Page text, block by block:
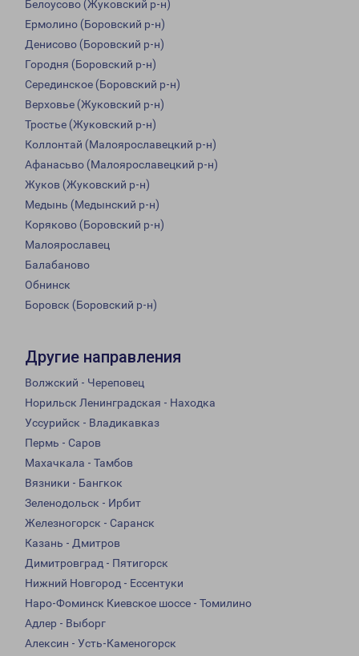
Белоусово (Жуковский р-н)
Ермолино (Боровский р-н)
Денисово (Боровский р-н)
Городня (Боровский р-н)
Серединское (Боровский р-н)
Верховье (Жуковский р-н)
Тростье (Жуковский р-н)
Коллонтай (Малоярославецкий р-н)
Афанасьво (Малоярославецкий р-н)
Жуков (Жуковский р-н)
Медынь (Медынский р-н)
Коряково (Боровский р-н)
Малоярославец
Балабаново
Обнинск
Боровск (Боровский р-н)
Другие направления
Волжский - Череповец
Норильск Ленинградская - Находка
Уссурийск - Владикавказ
Пермь - Саров
Махачкала - Тамбов
Вязники - Бангкок
Зеленодольск - Ирбит
Железногорск - Саранск
Казань - Дмитров
Димитровград - Пятигорск
Нижний Новгород - Ессентуки
Наро-Фоминск Киевское шоссе - Томилино
Адлер - Выборг
Алексин - Усть-Каменогорск